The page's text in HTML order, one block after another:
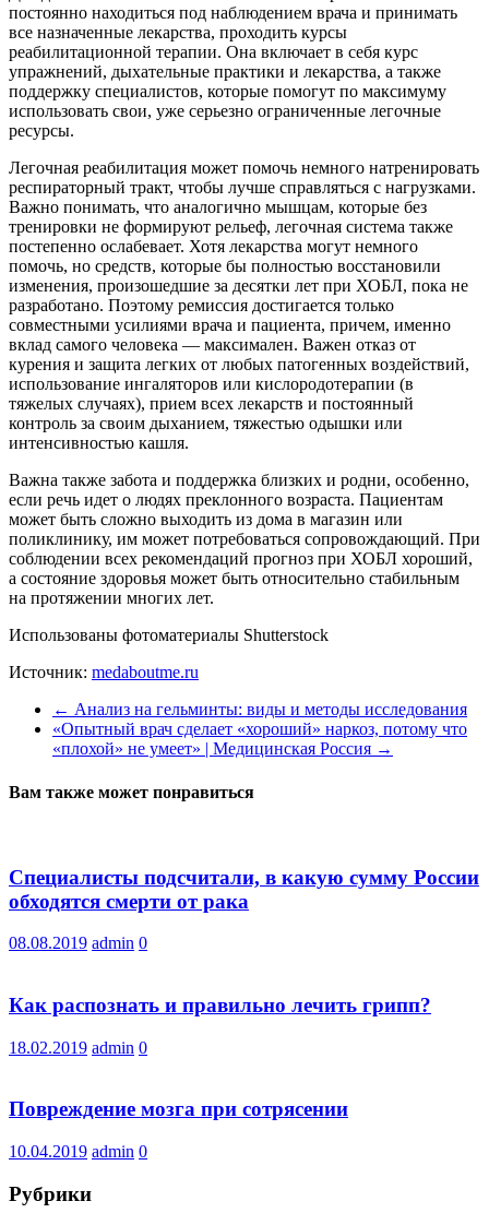
постоянно находиться под наблюдением врача и принимать
все назначенные лекарства, проходить курсы
реабилитационной терапии. Она включает в себя курс
упражнений, дыхательные практики и лекарства, а также
поддержку специалистов, которые помогут по максимуму
использовать свои, уже серьезно ограниченные легочные
ресурсы.
Легочная реабилитация может помочь немного натренировать
респираторный тракт, чтобы лучше справляться с нагрузками.
Важно понимать, что аналогично мышцам, которые без
тренировки не формируют рельеф, легочная система также
постепенно ослабевает. Хотя лекарства могут немного
помочь, но средств, которые бы полностью восстановили
изменения, произошедшие за десятки лет при ХОБЛ, пока не
разработано. Поэтому ремиссия достигается только
совместными усилиями врача и пациента, причем, именно
вклад самого человека — максимален. Важен отказ от
курения и защита легких от любых патогенных воздействий,
использование ингаляторов или кислородотерапии (в
тяжелых случаях), прием всех лекарств и постоянный
контроль за своим дыханием, тяжестью одышки или
интенсивностью кашля.
Важна также забота и поддержка близких и родни, особенно,
если речь идет о людях преклонного возраста. Пациентам
может быть сложно выходить из дома в магазин или
поликлинику, им может потребоваться сопровождающий. При
соблюдении всех рекомендаций прогноз при ХОБЛ хороший,
а состояние здоровья может быть относительно стабильным
на протяжении многих лет.
Использованы фотоматериалы Shutterstock
Источник: medaboutme.ru
← Анализ на гельминты: виды и методы исследования
«Опытный врач сделает «хороший» наркоз, потому что
«плохой» не умеет» | Медицинская Россия →
Вам также может понравиться
Специалисты подсчитали, в какую сумму России
обходятся смерти от рака
08.08.2019 admin 0
Как распознать и правильно лечить грипп?
18.02.2019 admin 0
Повреждение мозга при сотрясении
10.04.2019 admin 0
Рубрики